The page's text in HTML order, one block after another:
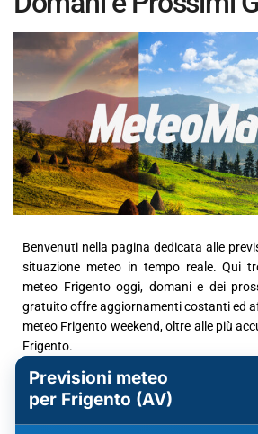
Benvenuti nella pagina dedicata alle
situazione meteo in tempo reale. Qui
meteo Frigento oggi, domani e dei
gratuito offre aggiornamenti costanti ed
meteo Frigento weekend, oltre alle più
Frigento.
Previsioni meteo
per Frigento (AV)